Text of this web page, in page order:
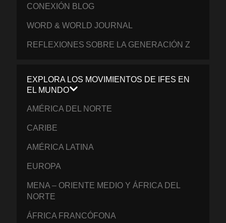
CONEXIÓN BLOG
WORD & WORLD JOURNAL
REFLEXIONES SOBRE LA GENERACIÓN Z
EXPLORA LOS MOVIMIENTOS DE IFES EN
EL MUNDO
AMÉRICA DEL NORTE
CARIBE
AMÉRICA LATINA
EUROPA
MENA – ORIENTE MEDIO Y ÁFRICA DEL
NORTE
ÁFRICA FRANCÓFONA